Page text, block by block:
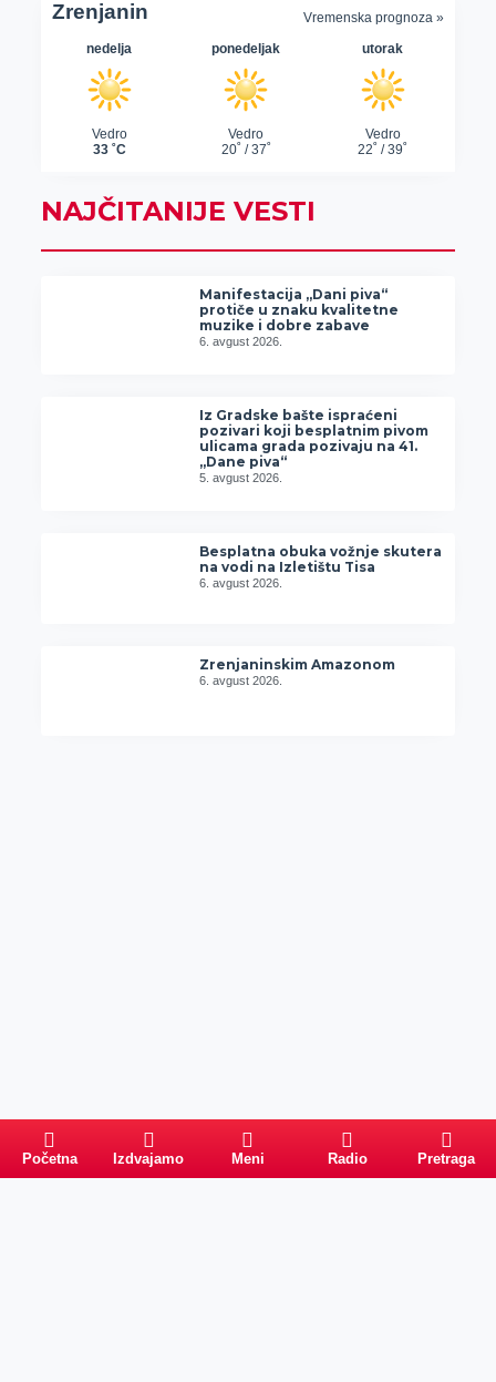
NAJČITANIJE VESTI
Manifestacija „Dani piva“
protiče u znaku kvalitetne
muzike i dobre zabave
6. avgust 2026.
Iz Gradske bašte ispraćeni
pozivari koji besplatnim pivom
ulicama grada pozivaju na 41.
„Dane piva“
5. avgust 2026.
Besplatna obuka vožnje skutera
na vodi na Izletištu Tisa
6. avgust 2026.
Zrenjaninskim Amazonom
6. avgust 2026.
Početna Izdvajamo Meni Radio Pretraga